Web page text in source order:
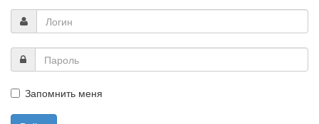
Запомнить меня